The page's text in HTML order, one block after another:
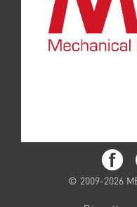
© 2009-2026